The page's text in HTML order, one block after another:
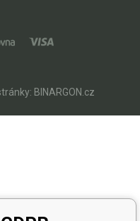
: BINARGON.cz